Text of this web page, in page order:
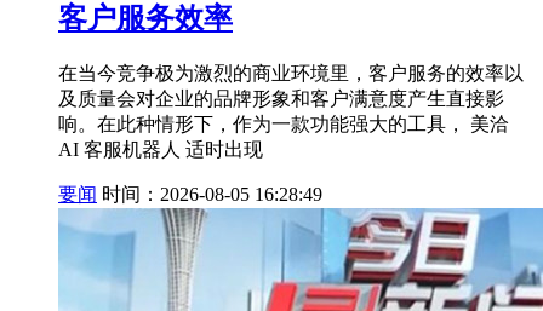
客户服务效率
在当今竞争极为激烈的商业环境里，客户服务的效率以
及质量会对企业的品牌形象和客户满意度产生直接影
响。在此种情形下，作为一款功能强大的工具， 美洽
AI 客服机器人 适时出现
要闻 时间：2026-08-05 16:28:49